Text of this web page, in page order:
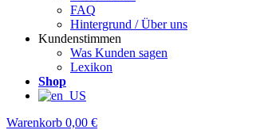
FAQ
Hintergrund / Über uns
Kundenstimmen
Was Kunden sagen
Lexikon
Shop
Warenkorb 0,00 €